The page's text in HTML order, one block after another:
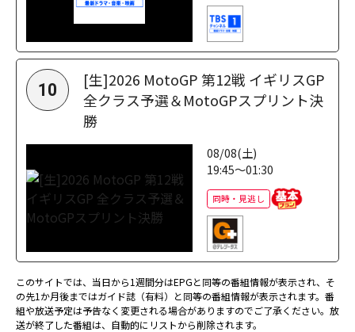
10
[生]2026 MotoGP 第12戦 イギリスGP
全クラス予選＆MotoGPスプリント決
勝
08/08(土)
19:45～01:30
同時・見逃し
このサイトでは、当日から1週間分はEPGと同等の番組情報が表示され、そ
の先1か月後まではガイド誌（有料）と同等の番組情報が表示されます。番
組や放送予定は予告なく変更される場合がありますのでご了承ください。放
送が終了した番組は、自動的にリストから削除されます。